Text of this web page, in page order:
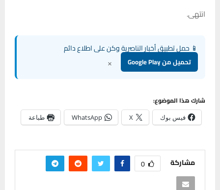
انتهى.
📱 حمل تطبيق أخبار الناصرية وكن على اطلاع دائم
تحميل من Google Play ×
شارك هذا الموضوع:
فيس بوك X
WhatsApp طباعة
مشاركة 0